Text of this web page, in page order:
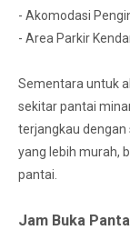
- Akomodasi
- Area Parkir
Sementara untuk
sekitar pantai
terjangkau dengan
yang lebih murah,
pantai.
Jam Buka